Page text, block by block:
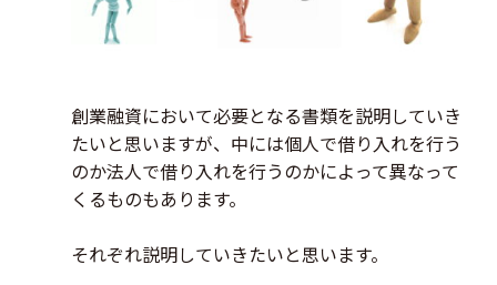
創業融資において必要となる書類を説明していき
たいと思いますが、中には個人で借り入れを行う
のか法人で借り入れを行うのかによって異なって
くるものもあります。
それぞれ説明していきたいと思います。